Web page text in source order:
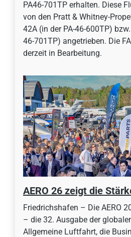
PA46-701TP erhalten. Diese
von den Pratt & Whitney-
42A (in der PA-46-600TP)
46-701TP) angetrieben. Die
derzeit in Bearbeitung.
AERO 26 zeigt die
Friedrichshafen – Die AERO
– die 32. Ausgabe der
Allgemeine Luftfahrt, die